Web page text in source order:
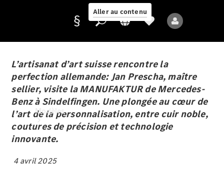
Aller au contenu
Fournisseur /
Protection des
données
Modèles
L’artisanat d’art suisse rencontre la
perfection allemande: Jan Prescha, maître
sellier, visite la MANUFAKTUR de Mercedes-
Benz à Sindelfingen. Une plongée au cœur de
l’art de la personnalisation, entre cuir noble,
coutures de précision et technologie
innovante.
4 avril 2025